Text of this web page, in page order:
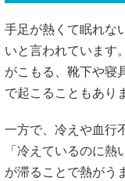
手足が熱くて眠れな
いと言われています
がこもる、靴下や寝
で起こることもあり
一方で、冷えや血行
「冷えているのに
が滞ることで熱がう